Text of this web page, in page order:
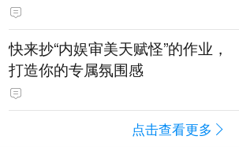
快来抄“内娱审美天赋怪”的作业，
打造你的专属氛围感
点击查看更多